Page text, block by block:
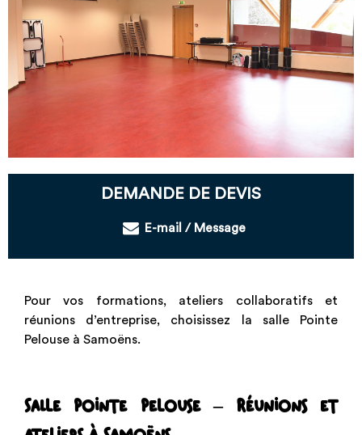
DEMANDE DE DEVIS
E-mail / Message
Pour vos formations, ateliers collaboratifs et
réunions d’entreprise, choisissez la salle Pointe
Pelouse à Samoëns.
Salle Pointe Pelouse – Réunions et